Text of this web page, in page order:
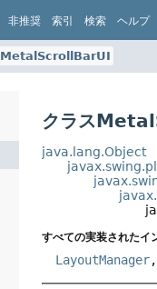
非推奨 索引 検索 ヘルプ
MetalScrollBarUI
クラス
java.lang.Object
すべての実装されたイ
LayoutManager,